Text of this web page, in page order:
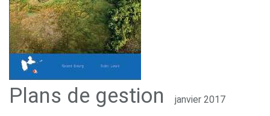
Plans de gestion janvier 2017